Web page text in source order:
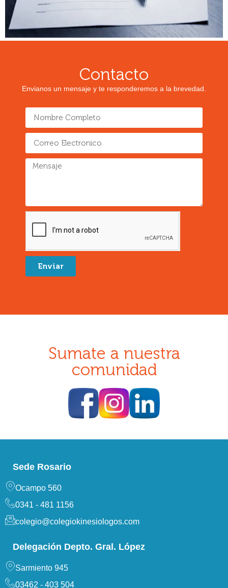
Contacto
Envianos un mensaje y te responderemos a la brevedad.
Enviar
Sumate a nuestra
comunidad
Sede Rosario
Ocampo 560
0341 - 481 1156
colegio@colegiokinesiologos.com
Delegación Depto. Gral. López
Sarmiento 945
03462 - 403 504